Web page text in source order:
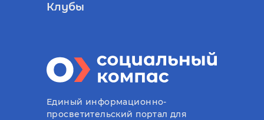
Клубы
Единый информационно-
просветительский портал для